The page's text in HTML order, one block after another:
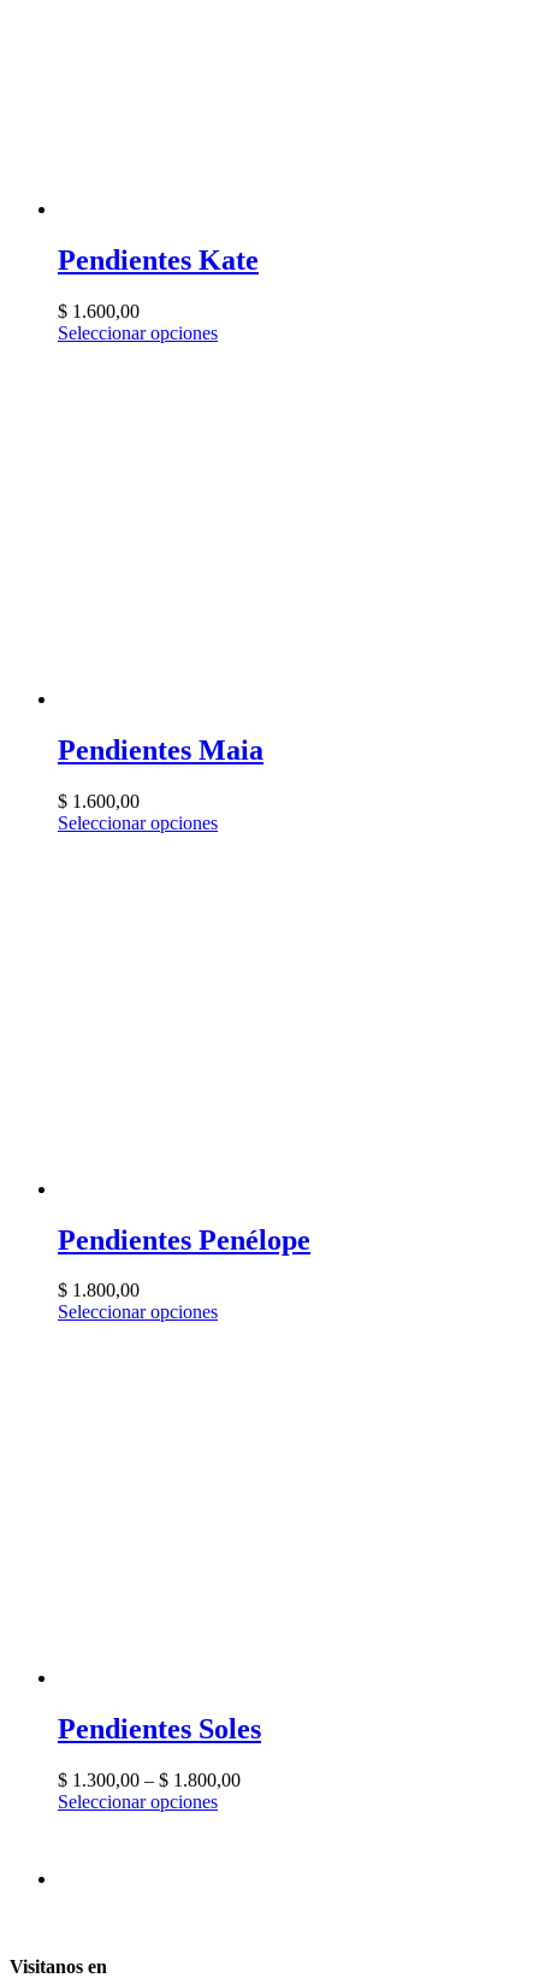
Pendientes Kate
$ 1.600,00
Seleccionar opciones
Pendientes Maia
$ 1.600,00
Seleccionar opciones
Pendientes Penélope
$ 1.800,00
Seleccionar opciones
Pendientes Soles
$ 1.300,00 – $ 1.800,00
Seleccionar opciones
Visitanos en